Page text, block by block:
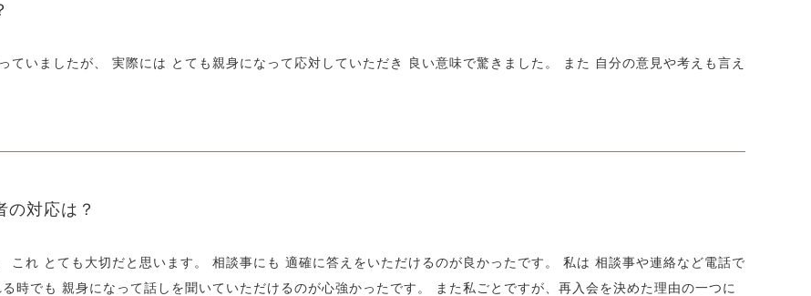
ていましたが、 実際には とても親身になって応対していただき 良い意味で驚きました。 また 自分の意見や考えも言え
の対応は？
これ とても大切だと思います。 相談事にも 適確に答えをいただけるのが良かったです。 私は 相談事や連絡など電話で
時でも 親身になって話しを聞いていただけるのが心強かったです。 また私ごとですが、再入会を決めた理由の一つに